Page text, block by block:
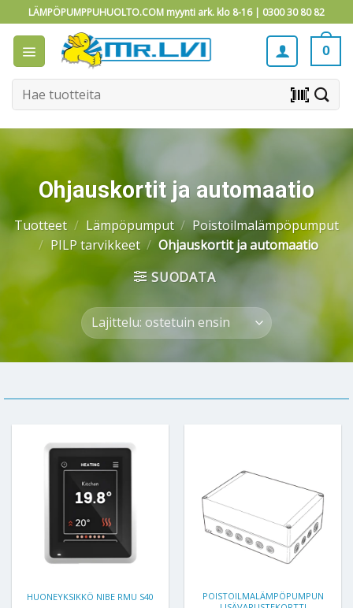
to
content
LÄMPÖPUMPPUHUOLTO.COM myynti ark. klo 8-16 | 0300 30 80 82
0
Etsi: barcode_scanner
Ohjauskortit ja automaatio
Tuotteet / Lämpöpumput / Poistoilmalämpöpumput
/ PILP tarvikkeet / Ohjauskortit ja automaatio
SUODATA
HUONEYKSIKKÖ NIBE RMU S40
POISTOILMALÄMPÖPUMPUN